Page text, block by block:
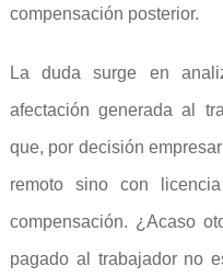
compensación posterior.
La duda surge en
afectación generada al
que, por decisión
remoto sino con
compensación. ¿Acaso
pagado al trabajador no